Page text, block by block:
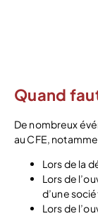
Quand
De nombreux
au CFE,
Lors de la
Lors de
d’une
Lors de